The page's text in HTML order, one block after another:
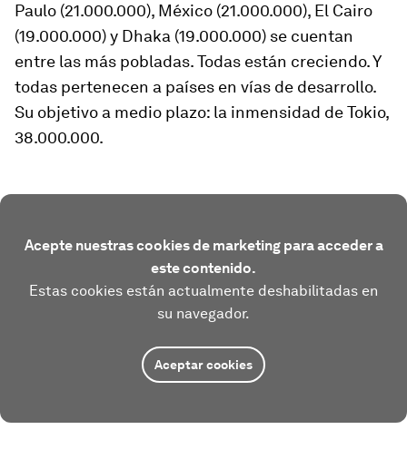
Paulo (21.000.000), México (21.000.000), El Cairo
(19.000.000) y Dhaka (19.000.000) se cuentan
entre las más pobladas. Todas están creciendo. Y
todas pertenecen a países en vías de desarrollo.
Su objetivo a medio plazo: la inmensidad de Tokio,
38.000.000.
Acepte nuestras cookies de marketing para acceder a
este contenido.
Estas cookies están actualmente deshabilitadas en
su navegador.
Aceptar cookies